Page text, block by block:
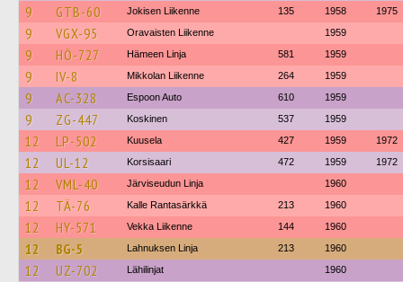
9 GTB-60 Jokisen Liikenne 135 1958 1975
9 VGX-95 Oravaisten Liikenne 1959
9 HÖ-727 Hämeen Linja 581 1959
9 IV-8 Mikkolan Liikenne 264 1959
9 AC-328 Espoon Auto 610 1959
9 ZG-447 Koskinen 537 1959
12 LP-502 Kuusela 427 1959 1972
12 UL-12 Korsisaari 472 1959 1972
12 VML-40 Järviseudun Linja 1960
12 TÄ-76 Kalle Rantasärkkä 213 1960
12 HY-571 Vekka Liikenne 144 1960
12 BG-5 Lahnuksen Linja 213 1960
12 UZ-702 Lähilinjat 1960